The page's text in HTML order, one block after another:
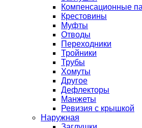
Компенсационные
Крестовины
Муфты
Отводы
Переходники
Тройники
Трубы
Хомуты
Другое
Дефлекторы
Манжеты
Ревизия с крышкой
Наружная